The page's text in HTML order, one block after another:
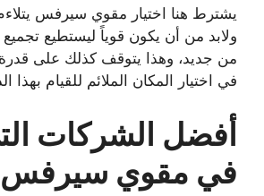
يشترط هنا اختيار مقوي سيرفس
ولابد من أن يكون قوياً ليستطيع تجميع
من جديد، وهذا يتوقف كذلك على
في اختيار المكان الملائم للقيام بهذا
أفضل الشركات
في مقوي سيرفس